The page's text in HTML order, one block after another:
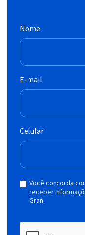
Nome
E-mail
Celular
Você concorda
receber
Gran.